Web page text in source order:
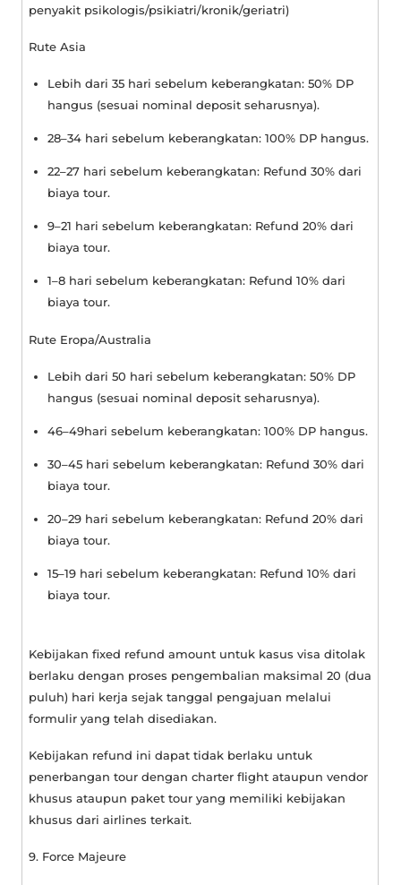
penyakit psikologis/psikiatri/kronik/geriatri)
Rute Asia
Lebih dari 35 hari sebelum keberangkatan: 50% DP
hangus (sesuai nominal deposit seharusnya).
28–34 hari sebelum keberangkatan: 100% DP hangus.
22–27 hari sebelum keberangkatan: Refund 30% dari
biaya tour.
9–21 hari sebelum keberangkatan: Refund 20% dari
biaya tour.
1–8 hari sebelum keberangkatan: Refund 10% dari
biaya tour.
Rute Eropa/Australia
Lebih dari 50 hari sebelum keberangkatan: 50% DP
hangus (sesuai nominal deposit seharusnya).
46–49hari sebelum keberangkatan: 100% DP hangus.
30–45 hari sebelum keberangkatan: Refund 30% dari
biaya tour.
20–29 hari sebelum keberangkatan: Refund 20% dari
biaya tour.
15–19 hari sebelum keberangkatan: Refund 10% dari
biaya tour.
Kebijakanfixed refund amount untuk kasus visa ditolak
berlaku dengan proses pengembalian maksimal 20 (dua
puluh) hari kerja sejak tanggal pengajuan melalui
formulir yang telah disediakan.
Kebijakan refund ini dapat tidak berlaku untuk
penerbangan tour dengancharter flight ataupun vendor
khusus ataupun paket tour yang memiliki kebijakan
khusus dariairlines terkait.
9. Force Majeure